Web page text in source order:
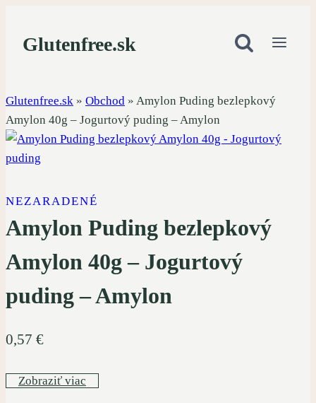
content
Glutenfree.sk
Glutenfree.sk » Obchod » Amylon Puding bezlepkový
Amylon 40g – Jogurtový puding – Amylon
NEZARADENÉ
Amylon Puding bezlepkový
Amylon 40g – Jogurtový
puding – Amylon
0,57 €
Zobraziť viac